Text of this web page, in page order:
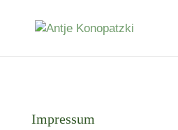
Impressum